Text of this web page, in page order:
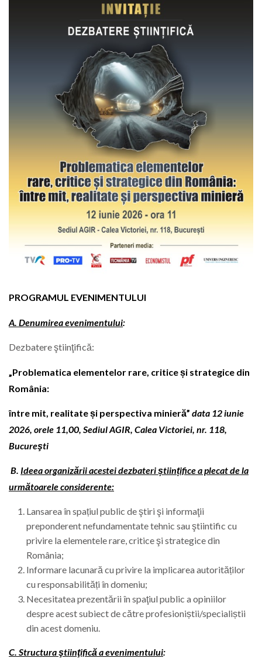
PROGRAMUL EVENIMENTULUI
A. Denumirea evenimentului:
Dezbatere ştiinţifică:
„Problematica elementelor rare, critice și strategice din
România:
între mit, realitate și perspectiva minieră” data 12 iunie
2026, orele 11,00, Sediul AGIR, Calea Victoriei, nr. 118,
Bucureşti
B. Ideea organizării acestei dezbateri științifice a plecat de la
următoarele considerente:
Lansarea în spațiul public de ştiri şi informaţii
preponderent nefundamentate tehnic sau ştiintific cu
privire la elementele rare, critice şi strategice din
România;
Informare lacunară cu privire la implicarea autorităților
cu responsabilități în domeniu;
Necesitatea prezentării în spaţiul public a opiniilor
despre acest subiect de către profesioniștii/specialiștii
din acest domeniu.
C. Structura ştiinţifică a evenimentului: